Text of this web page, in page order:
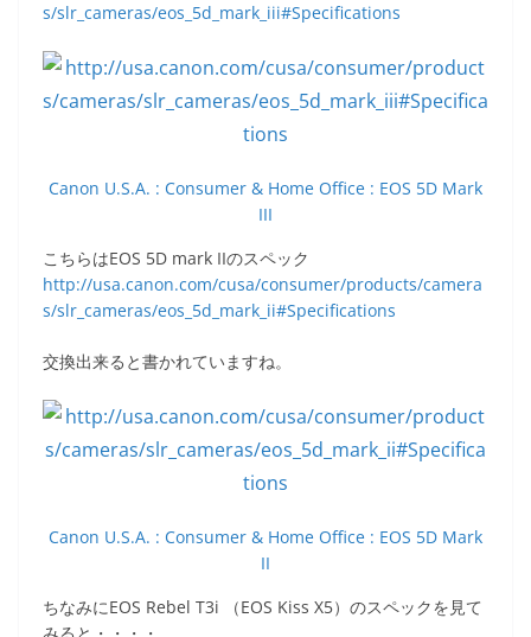
s/slr_cameras/eos_5d_mark_iii#Specifications
Canon U.S.A. : Consumer & Home Office : EOS 5D Mark
III
こちらはEOS 5D mark IIのスペック
http://usa.canon.com/cusa/consumer/products/camera
s/slr_cameras/eos_5d_mark_ii#Specifications
交換出来ると書かれていますね。
Canon U.S.A. : Consumer & Home Office : EOS 5D Mark
II
ちなみにEOS Rebel T3i （EOS Kiss X5）のスペックを見て